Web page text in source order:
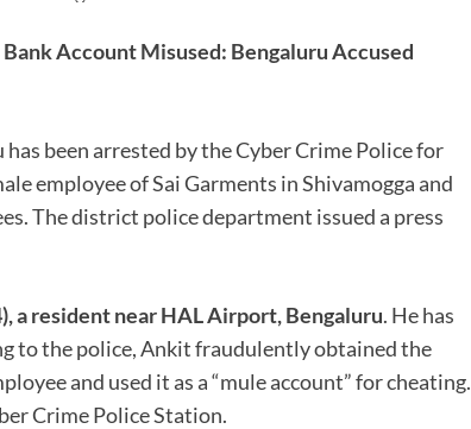
Account Misused: Bengaluru Accused
been arrested by the Cyber Crime Police for
employee of Sai Garments in Shivamogga and
The district police department issued a press
a resident near HAL Airport, Bengaluru. He has
to the police, Ankit fraudulently obtained the
and used it as a “mule account” for cheating.
Crime Police Station.